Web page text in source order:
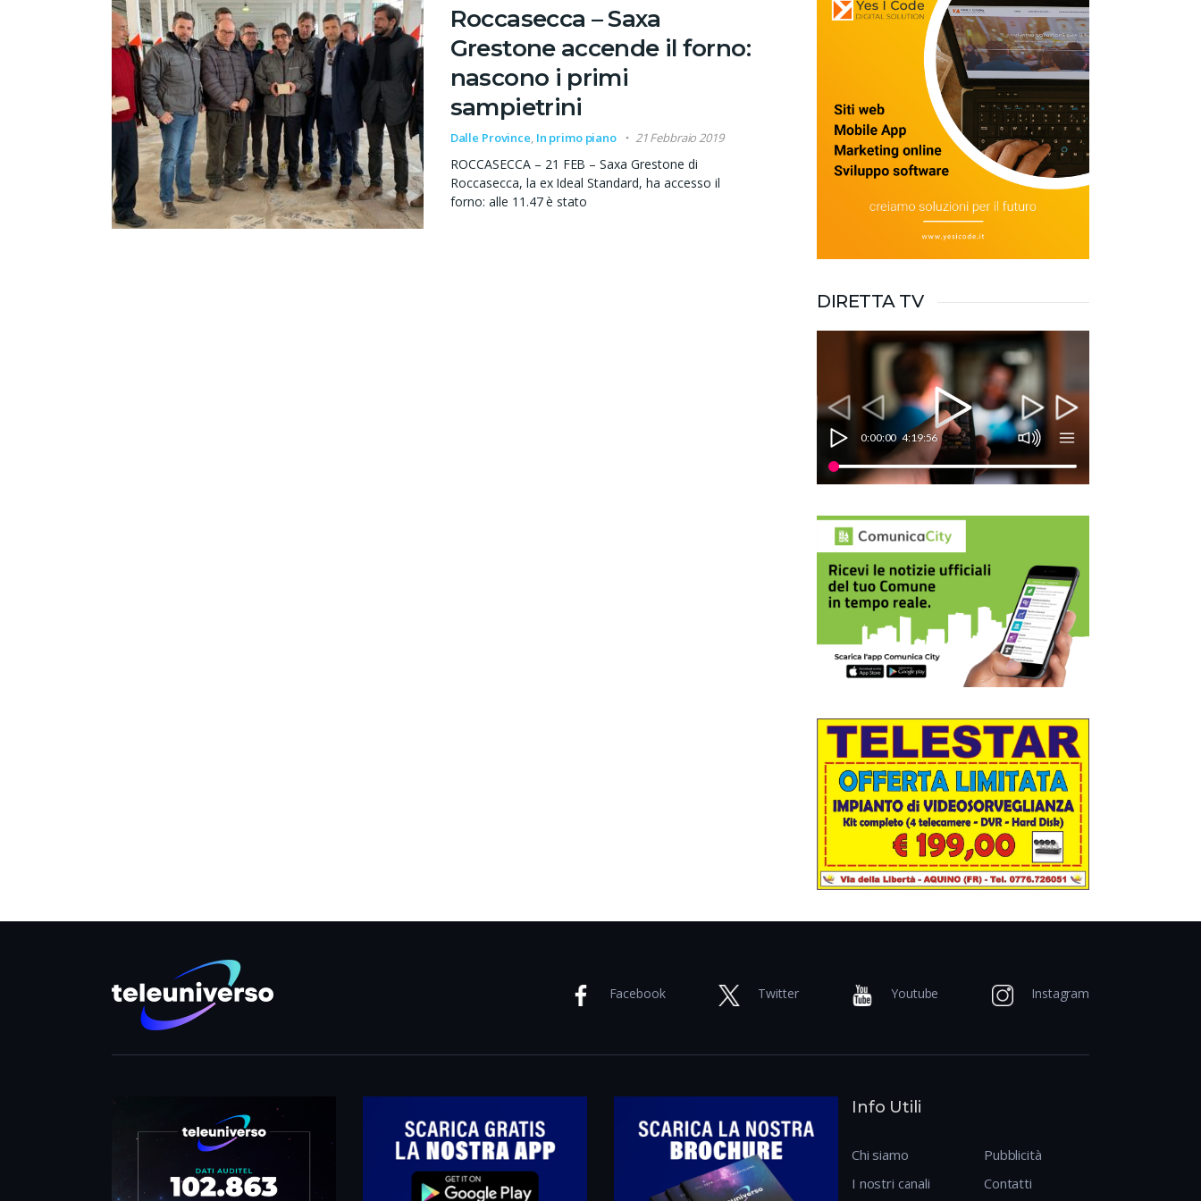
Roccasecca – Saxa
Grestone accende il forno:
nascono i primi
sampietrini
Dalle Province, In primo piano 21 Febbraio 2019
ROCCASECCA – 21 FEB – Saxa Grestone di
Roccasecca, la ex Ideal Standard, ha accesso il
forno: alle 11.47 è stato
DIRETTA TV
0:00:00 4:19:56
Facebook Twitter Youtube Instagram
Info Utili
Chi siamo
I nostri canali
Pubblicità
Contatti